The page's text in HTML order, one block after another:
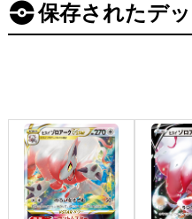
保存されたデ